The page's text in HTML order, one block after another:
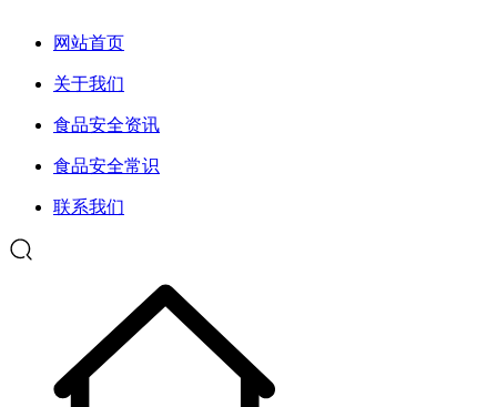
网站首页
关于我们
食品安全资讯
食品安全常识
联系我们